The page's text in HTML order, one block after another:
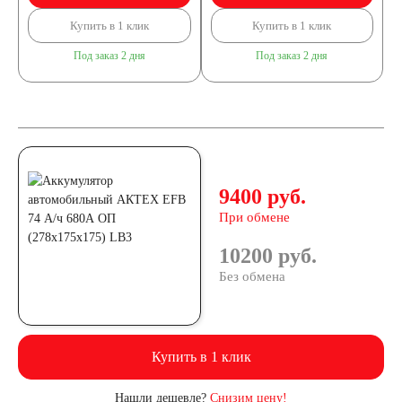
Купить в 1 клик
Под заказ 2 дня
Купить в 1 клик
Под заказ 2 дня
9400 руб.
При обмене
10200 руб.
Без обмена
Купить в 1 клик
Нашли дешевле? Снизим цену!